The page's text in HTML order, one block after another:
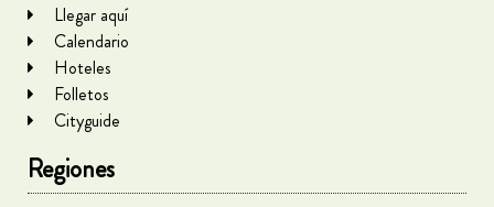
Llegar aquí
Calendario
Hoteles
Folletos
Cityguide
Regiones